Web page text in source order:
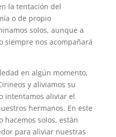
la tentación del
o de propio
solos, aunque a
siempre nos acompañará
en algún momento,
y aliviamos su
intentamos aliviar el
hermanos. En este
hacemos solos, están
para aliviar nuestras